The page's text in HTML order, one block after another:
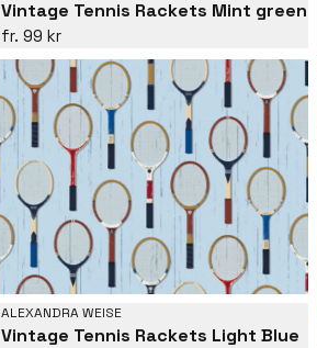
Vintage Tennis Rackets Mint green
99 kr
ALEXANDRA WEISE
Vintage Tennis Rackets Light Blue